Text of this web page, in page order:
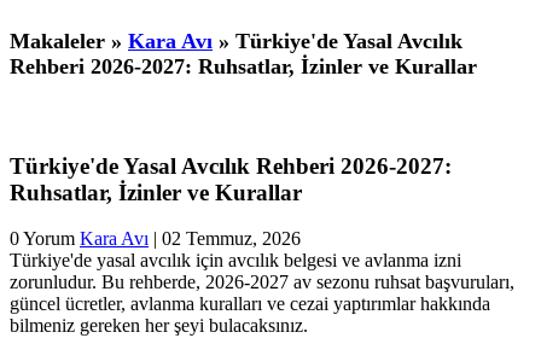
Makaleler » Kara Avı » Türkiye'de Yasal Avcılık
Rehberi 2026-2027: Ruhsatlar, İzinler ve Kurallar
Türkiye'de Yasal Avcılık Rehberi 2026-2027:
Ruhsatlar, İzinler ve Kurallar
0 Yorum Kara Avı | 02 Temmuz, 2026
Türkiye'de yasal avcılık için avcılık belgesi ve avlanma izni
zorunludur. Bu rehberde, 2026-2027 av sezonu ruhsat başvuruları,
güncel ücretler, avlanma kuralları ve cezai yaptırımlar hakkında
bilmeniz gereken her şeyi bulacaksınız.